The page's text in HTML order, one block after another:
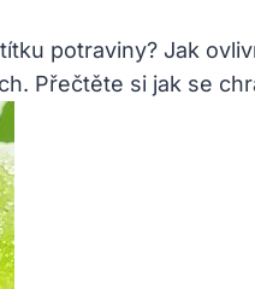
potraviny? Jak
Přečtěte si jak se